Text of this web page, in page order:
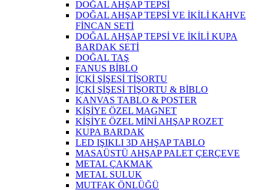
DOĞAL AHŞAP TEPSİ
DOĞAL AHŞAP TEPSİ VE İKİLİ KAHVE
FİNCAN SETİ
DOĞAL AHŞAP TEPSİ VE İKİLİ KUPA
BARDAK SETİ
DOĞAL TAŞ
FANUS BİBLO
İÇKİ ŞİŞESİ TİŞORTU
İÇKİ ŞİŞESİ TİŞORTU & BİBLO
KANVAS TABLO & POSTER
KİŞİYE ÖZEL MAGNET
KİŞİYE ÖZEL MİNİ AHŞAP ROZET
KUPA BARDAK
LED IŞIKLI 3D AHŞAP TABLO
MASAÜSTÜ AHŞAP PALET ÇERÇEVE
METAL ÇAKMAK
METAL SULUK
MUTFAK ÖNLÜĞÜ